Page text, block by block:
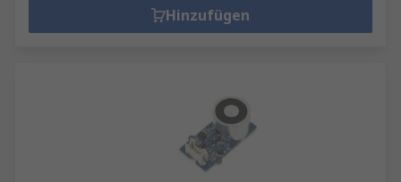
Hinzufügen